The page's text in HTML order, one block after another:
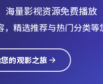
海量影视资源免费播放
精选推荐与热门分类等
的观影之旅